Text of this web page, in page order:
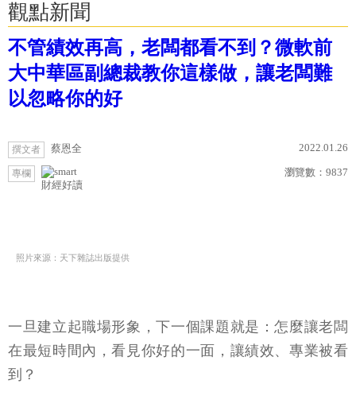
觀點新聞
不管績效再高，老闆都看不到？微軟前
大中華區副總裁教你這樣做，讓老闆難
以忽略你的好
撰文者 蔡恩全 2022.01.26
專欄
財經好讀
瀏覽數： 9837
照片來源：天下雜誌出版提供
一旦建立起職場形象，下一個課題就是：怎麼讓老闆
在最短時間內，看見你好的一面，讓績效、專業被看
到？